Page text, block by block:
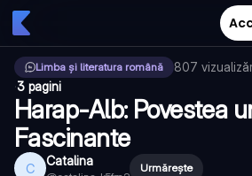
Limba și literatura română 807
·3 pagini
Harap-Alb: Povestea
Fascinante
C Catalina Urmărește